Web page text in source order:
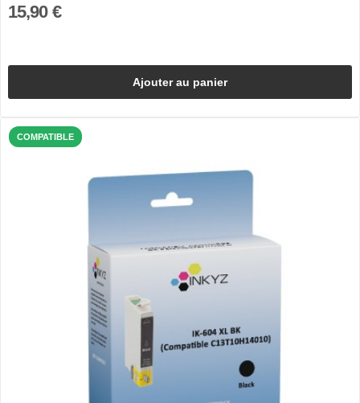
15,90 €
Ajouter au panier
COMPATIBLE